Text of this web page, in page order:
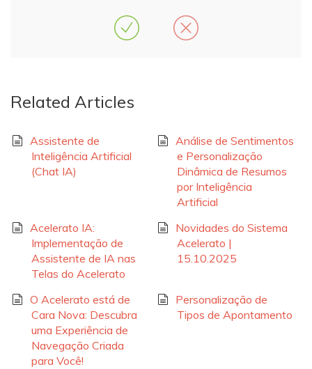
Related Articles
Assistente de
Inteligência Artificial
(Chat IA)
Análise de Sentimentos
e Personalização
Dinâmica de Resumos
por Inteligência
Artificial
Acelerato IA:
Implementação de
Assistente de IA nas
Telas do Acelerato
Novidades do Sistema
Acelerato |
15.10.2025
O Acelerato está de
Cara Nova: Descubra
uma Experiência de
Navegação Criada
para Você!
Personalização de
Tipos de Apontamento